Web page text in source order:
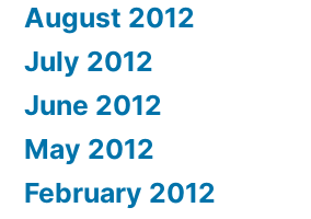
August 2012
July 2012
June 2012
May 2012
February 2012